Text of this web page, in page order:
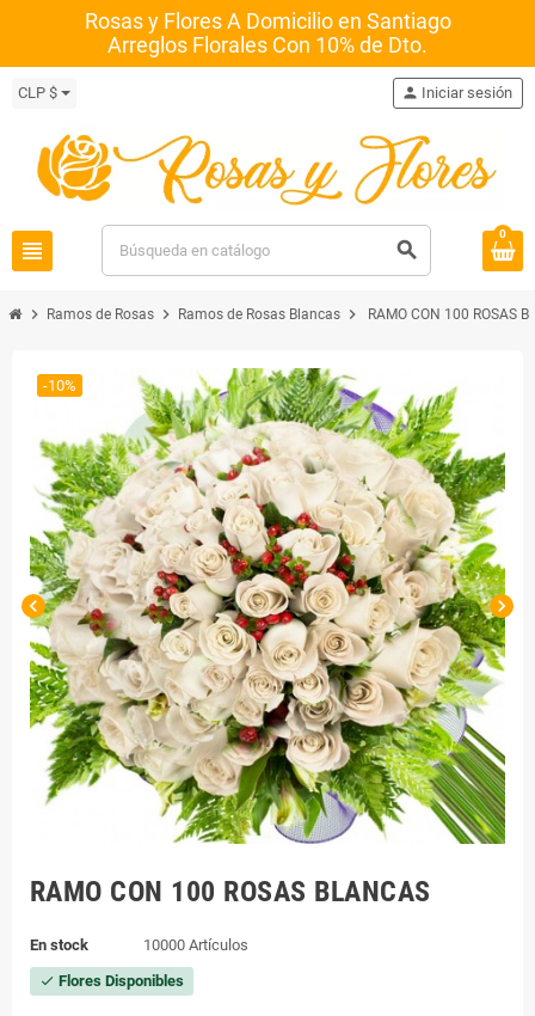
Rosas y Flores A Domicilio en Santiago
Arreglos Florales Con 10% de Dto.
CLP $
view_headline search
person Iniciar sesión
0
chevron_right Ramos de Rosas chevron_right Ramos de Rosas Blancas chevron_right RAMO CON 100 ROSAS
chevron_left chevron_right
-10%
RAMO CON 100 ROSAS BLANCAS
En stock 10000 Artículos
check Flores Disponibles